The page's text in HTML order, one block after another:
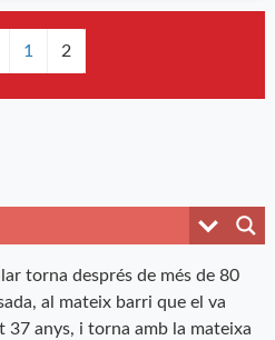
1 2
torna després de més de 80
al mateix barri que el va
anys, i torna amb la mateixa